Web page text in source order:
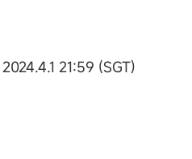
21:59 (SGT)